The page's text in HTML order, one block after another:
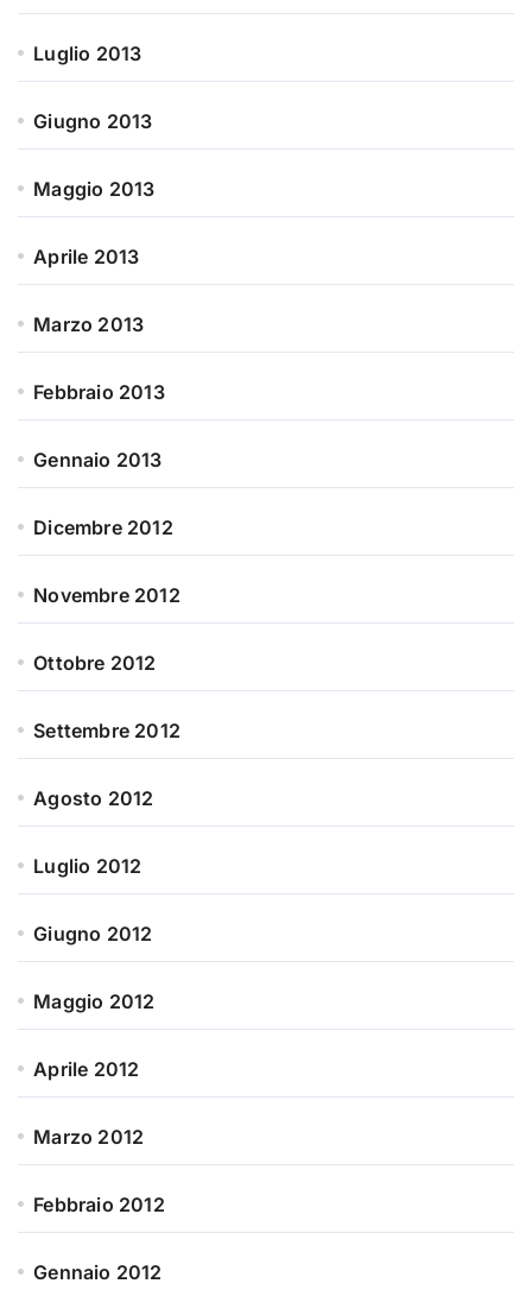
Luglio 2013
Giugno 2013
Maggio 2013
Aprile 2013
Marzo 2013
Febbraio 2013
Gennaio 2013
Dicembre 2012
Novembre 2012
Ottobre 2012
Settembre 2012
Agosto 2012
Luglio 2012
Giugno 2012
Maggio 2012
Aprile 2012
Marzo 2012
Febbraio 2012
Gennaio 2012